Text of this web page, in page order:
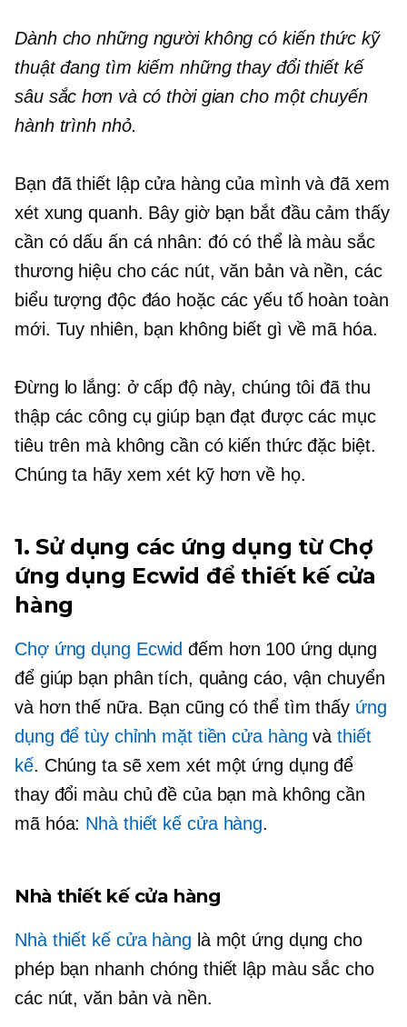
Dành cho những người không có kiến ​​thức kỹ
thuật đang tìm kiếm những thay đổi thiết kế
sâu sắc hơn và có thời gian cho một chuyến
hành trình nhỏ.
Bạn đã thiết lập cửa hàng của mình và đã xem
xét xung quanh. Bây giờ bạn bắt đầu cảm thấy
cần có dấu ấn cá nhân: đó có thể là màu sắc
thương hiệu cho các nút, văn bản và nền, các
biểu tượng độc đáo hoặc các yếu tố hoàn toàn
mới. Tuy nhiên, bạn không biết gì về mã hóa.
Đừng lo lắng: ở cấp độ này, chúng tôi đã thu
thập các công cụ giúp bạn đạt được các mục
tiêu trên mà không cần có kiến ​​thức đặc biệt.
Chúng ta hãy xem xét kỹ hơn về họ.
1. Sử dụng các ứng dụng từ Chợ
ứng dụng Ecwid để thiết kế cửa
hàng
Chợ ứng dụng Ecwid đếm hơn 100 ứng dụng
để giúp bạn phân tích, quảng cáo, vận chuyển
và hơn thế nữa. Bạn cũng có thể tìm thấy ứng
dụng để tùy chỉnh mặt tiền cửa hàng vàthiết
kế. Chúng ta sẽ xem xét một ứng dụng để
thay đổi màu chủ đề của bạn mà không cần
mã hóa: Nhà thiết kế cửa hàng.
Nhà thiết kế cửa hàng
Nhà thiết kế cửa hàng là một ứng dụng cho
phép bạn nhanh chóng thiết lập màu sắc cho
các nút, văn bản và nền.